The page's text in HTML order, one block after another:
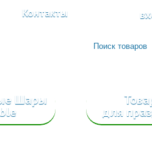
Контакты
Шары
для